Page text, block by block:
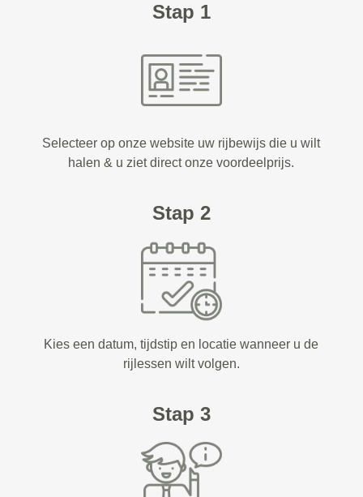
Stap 1
Selecteer op onze website uw rijbewijs die u wilt
halen & u ziet direct onze voordeelprijs.
Stap 2
Kies een datum, tijdstip en locatie wanneer u de
rijlessen wilt volgen.
Stap 3